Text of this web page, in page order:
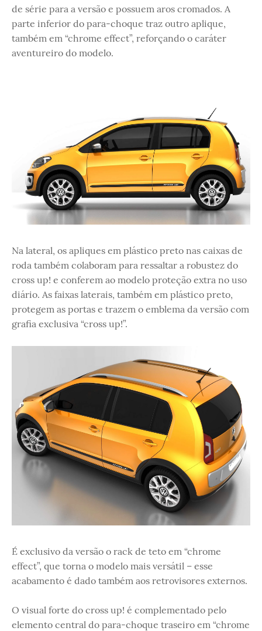
de série para a versão e possuem aros cromados. A
parte inferior do para-choque traz outro aplique,
também em “chrome effect”, reforçando o caráter
aventureiro do modelo.
Na lateral, os apliques em plástico preto nas caixas de
roda também colaboram para ressaltar a robustez do
cross up! e conferem ao modelo proteção extra no uso
diário. As faixas laterais, também em plástico preto,
protegem as portas e trazem o emblema da versão com
grafia exclusiva “cross up!”.
É exclusivo da versão o rack de teto em “chrome
effect”, que torna o modelo mais versátil – esse
acabamento é dado também aos retrovisores externos.
O visual forte do cross up! é complementado pelo
elemento central do para-choque traseiro em “chrome